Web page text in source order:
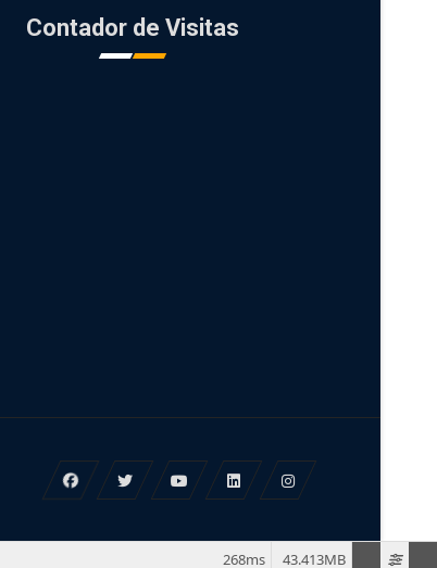
Contador de Visitas
43.413MB
268ms